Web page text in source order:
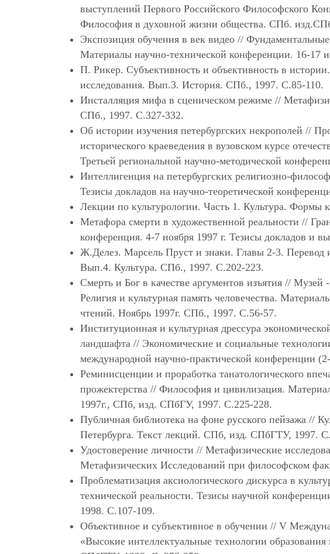
выступлений Первого Российского Философского
Философия в духовной жизни общества. СПб.
Экспозиция обучения в век видео //
Материалы научно-технической конференции. 16-17
П. Рикер. Субъективность и объективность в
исследования. Вып.3. История. СПб., 1997. С.85-110.
Инсталляция мифа в сценическом режиме //
СПб., 1997. С.327-332.
Об истории изучения петербургских некрополей //
исторического краеведения в вузовском курсе
Третьей региональной научно-методической
Интеллигенция на петербургских религиозно-
Тезисы докладов на научно-теоретической
Лекции по культурологии. Часть 1. Культура. Формы
Метафора смерти в художественной реальности //
конференция. 4-7 ноября 1997 г. Тезисы докладов и
Ж.Делез. Марсель Пруст и знаки. Главы 2-3. Перевод
Вып.4. Культура. СПб., 1997. С.202-223.
Смерть и Бог в качестве аргументов изъятия // Музей
Религия и культурная память человечества.
чтений. Ноябрь 1997г. СПб., 1997. С.56-57.
Институционная и культурная дрессура
ландшафта // Экономические и социальные
международной научно-практической конференции
Реминисценции и проработка танатологического
прожектерства // Философия и цивилизация.
1997г., СПб, изд. СПбГУ, 1997. С.225-228.
Публичная библиотека на фоне русского пейзажа //
Петербурга. Текст лекций. СПб, изд. СПбГТУ, 1997.
Удостоверение личности // Метафизические
Метафизических Исследований при философском
Проблематизация аксиологического дискурса в
технической реальности. Тезисы научной
1998. С.107-109.
Объективное и субъективное в обучении // V
«Высокие интеллектуальные технологии